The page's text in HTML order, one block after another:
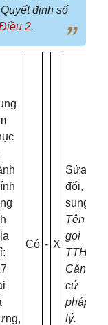
định số
2.
Có - X
Sửa
đổi, bổ
sung:
Tên
gọi
TTHC;
Căn
cứ
pháp
lý.